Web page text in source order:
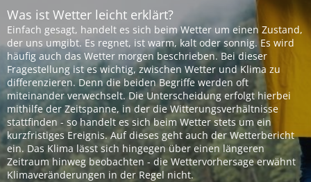
Was ist Wetter leicht erklärt?
Einfach gesagt, handelt es sich beim Wetter um einen Zustand,
der uns umgibt. Es regnet, ist warm, kalt oder sonnig. Es wird
häufig auch das Wetter morgen beschrieben. Bei dieser
Fragestellung ist es wichtig, zwischen Wetter und Klima zu
differenzieren. Denn die beiden Begriffe werden oft
miteinander verwechselt. Die Unterscheidung erfolgt hierbei
mithilfe der Zeitspanne, in der die Witterungsverhältnisse
stattfinden - so handelt es sich beim Wetter stets um ein
kurzfristiges Ereignis. Auf dieses geht auch der Wetterbericht
ein. Das Klima lässt sich hingegen über einen längeren
Zeitraum hinweg beobachten - die Wettervorhersage erwähnt
Klimaveränderungen in der Regel nicht.